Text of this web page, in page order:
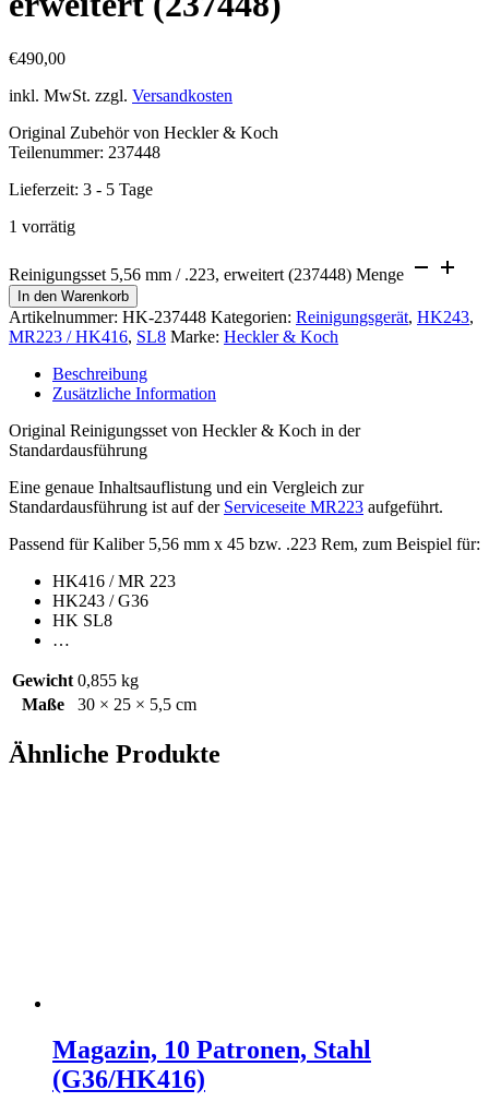
€490,00
inkl. MwSt. zzgl. Versandkosten
Original Zubehör von Heckler & Koch
Teilenummer: 237448
Lieferzeit: 3 - 5 Tage
1 vorrätig
Reinigungsset 5,56 mm / .223, erweitert (237448) Menge
In den Warenkorb
Artikelnummer: HK-237448 Kategorien: Reinigungsgerät, HK243,
MR223 / HK416, SL8 Marke: Heckler & Koch
Beschreibung
Zusätzliche Information
Original Reinigungsset von Heckler & Koch in der
Standardausführung
Eine genaue Inhaltsauflistung und ein Vergleich zur
Standardausführung ist auf der Serviceseite MR223 aufgeführt.
Passend für Kaliber 5,56 mm x 45 bzw. .223 Rem, zum Beispiel für:
HK416 / MR 223
HK243 / G36
HK SL8
…
Gewicht 0,855 kg
Maße
30 × 25 × 5,5 cm
Ähnliche Produkte
Magazin, 10 Patronen, Stahl
(G36/HK416)